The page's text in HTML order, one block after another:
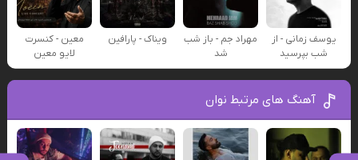
یوسف زمانی - از
شب بپرسید
مهراد جم - باز شب
شد
ویناک - پارافین
معین - کنسرت
لایو معین
آهنگ های مرتبط نوان